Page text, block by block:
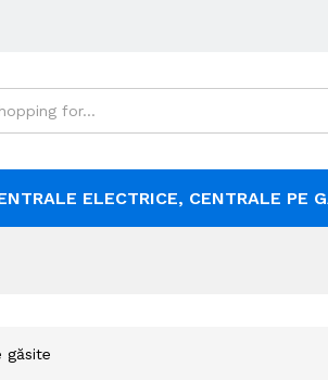
ELECTRICE, CENTRALE PE
găsite